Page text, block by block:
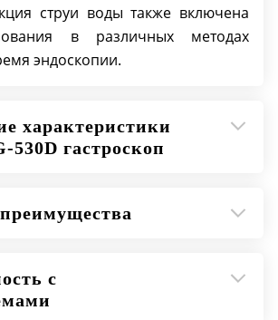
струи воды также включена
в различных методах
эндоскопии.
характеристики
гастроскоп
с